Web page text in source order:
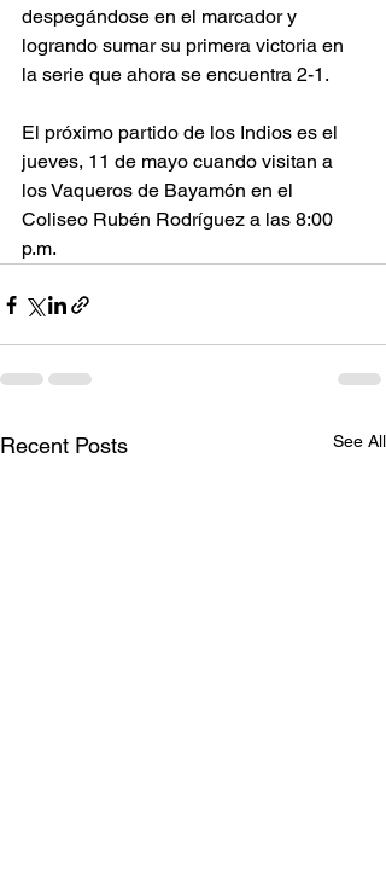
despegándose en el marcador y
logrando sumar su primera victoria en
la serie que ahora se encuentra 2-1.
El próximo partido de los Indios es el
jueves, 11 de mayo cuando visitan a
los Vaqueros de Bayamón en el
Coliseo Rubén Rodríguez a las 8:00
p.m.
Recent Posts See All